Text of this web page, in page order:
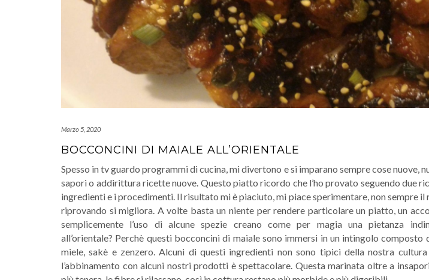
Marzo 5, 2020
BOCCONCINI DI MAIALE ALL’ORIENTALE
Spesso in tv guardo programmi di cucina, mi divertono e si imparano sempre cose nuove,
sapori o addirittura ricette nuove. Questo piatto ricordo che l’ho provato seguendo due
ingredienti e i procedimenti. Il risultato mi è piaciuto, mi piace sperimentare, non sempre il
riprovando si migliora. A volte basta un niente per rendere particolare un piatto, un
semplicemente l’uso di alcune spezie creano come per magia una pietanza
all’orientale? Perchè questi bocconcini di maiale sono immersi in un intingolo composto
miele, sakè e zenzero. Alcuni di questi ingredienti non sono tipici della nostra
l’abbinamento con alcuni nostri prodotti è spettacolare. Questa marinata oltre a